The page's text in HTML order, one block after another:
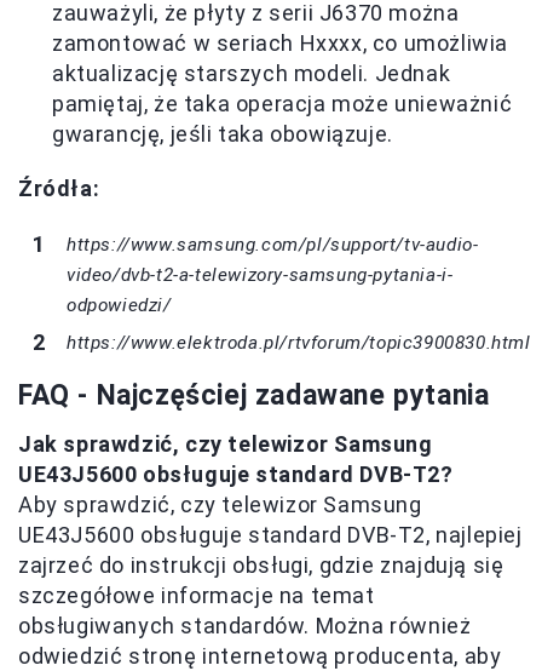
zauważyli, że płyty z serii J6370 można
zamontować w seriach Hxxxx, co umożliwia
aktualizację starszych modeli. Jednak
pamiętaj, że taka operacja może unieważnić
gwarancję, jeśli taka obowiązuje.
Źródła:
https://www.samsung.com/pl/support/tv-audio-
video/dvb-t2-a-telewizory-samsung-pytania-i-
odpowiedzi/
https://www.elektroda.pl/rtvforum/topic3900830.html
FAQ - Najczęściej zadawane pytania
Jak sprawdzić, czy telewizor Samsung
UE43J5600 obsługuje standard DVB-T2?
Aby sprawdzić, czy telewizor Samsung
UE43J5600 obsługuje standard DVB-T2, najlepiej
zajrzeć do instrukcji obsługi, gdzie znajdują się
szczegółowe informacje na temat
obsługiwanych standardów. Można również
odwiedzić stronę internetową producenta, aby